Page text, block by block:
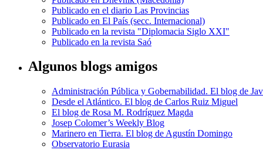
Publicado en el diario Las Provincias
Publicado en El País (secc. Internacional)
Publicado en la revista "Diplomacia Siglo XXI"
Publicado en la revista Saó
Algunos blogs amigos
Administración Pública y Gobernabilidad. El blog de
Desde el Atlántico. El blog de Carlos Ruiz Miguel
El blog de Rosa M. Rodríguez Magda
Josep Colomer’s Weekly Blog
Marinero en Tierra. El blog de Agustín Domingo
Observatorio Eurasia